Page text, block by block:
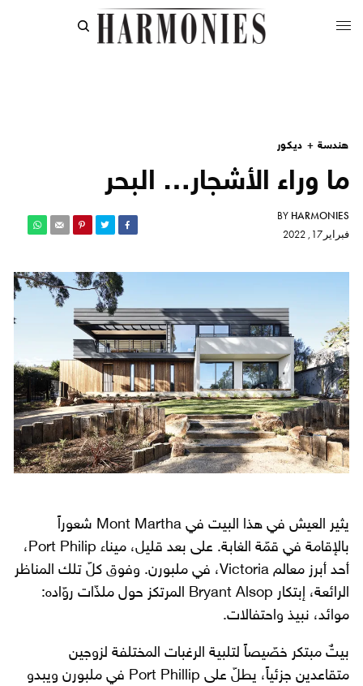
هندسة + ديكور
ما وراء الأشجار… البحر
BY HARMONIES
فبراير 17, 2022
يثير العيش في هذا البيت في Mont Martha شعوراً
بالإقامة في قمّة الغابة. على بعد قليل، ميناء Port Philip،
أحد أبرز معالم Victoria، في ملبورن. وفوق كلّ تلك المناظر
الرائعة، إبتكار Bryant Alsop المرتكز حول ملذّات روّاده:
موائد، نبيذ واحتفالات.
بيتٌ مبتكر خصّيصاً لتلبية الرغبات المختلفة لزوجين
متقاعدين جزئياً، يطلّ على Port Phillip في ملبورن ويبدو